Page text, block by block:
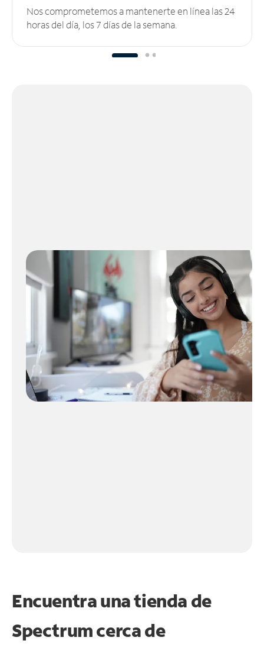
Nos comprometemos a mantenerte en línea las 24
horas del día, los 7 días de la semana.
Encuentra una tienda de
Spectrumcerca de